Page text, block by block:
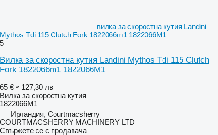
вилка за скоростна кутия Landini
Mythos Tdi 115 Clutch Fork 1822066m1 1822066M1
5
Вилка за скоростна кутия Landini Mythos Tdi 115 Clutch
Fork 1822066m1 1822066M1
65 € ≈ 127,30 лв.
Вилка за скоростна кутия
1822066M1
Ирландия, Courtmacsherry
COURTMACSHERRY MACHINERY LTD
Свържете се с продавача